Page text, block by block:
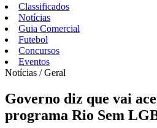
Classificados
Notícias
Guia Comercial
Futebol
Concursos
Eventos
Notícias / Geral
Governo diz que vai
programa Rio Sem